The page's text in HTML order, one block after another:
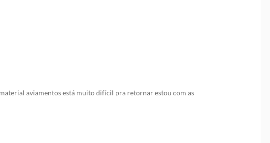
aviamentos está muito difícil pra retornar estou com as